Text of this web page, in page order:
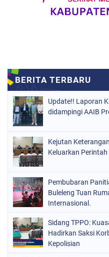
Update!! Laporan
didampingi AAIB
Kejutan
Keluarkan Perintah
Pembubaran
Buleleng Tuan
Internasional.
Sidang TPPO:
Hadirkan Saksi
Kepolisian